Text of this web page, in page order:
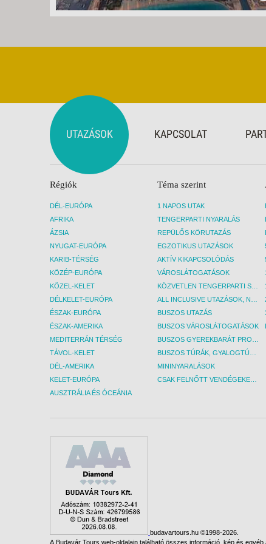
UTAZÁSOK KAPCSOLAT
Régiók
DÉL-EURÓPA
AFRIKA
ÁZSIA
NYUGAT-EURÓPA
KARIB-TÉRSÉG
KÖZÉP-EURÓPA
KÖZEL-KELET
DÉLKELET-EURÓPA
ÉSZAK-EURÓPA
ÉSZAK-AMERIKA
MEDITERRÁN TÉRSÉG
TÁVOL-KELET
DÉL-AMERIKA
KELET-EURÓPA
AUSZTRÁLIA ÉS ÓCEÁNIA
Téma szerint
1 NAPOS UTAK
TENGERPARTI NYARALÁS
REPÜLŐS KÖRUTAZÁS
EGZOTIKUS UTAZÁSOK
AKTÍV KIKAPCSOLÓDÁS
VÁROSLÁTOGATÁSOK
BUSZOS UTAZÁS
BUSZOS VÁROSLÁTOGATÁSOK
MININYARALÁSOK
budavartours.hu ©1998-2026.
A Budavár Tours web-oldalain található összes információ, kép és